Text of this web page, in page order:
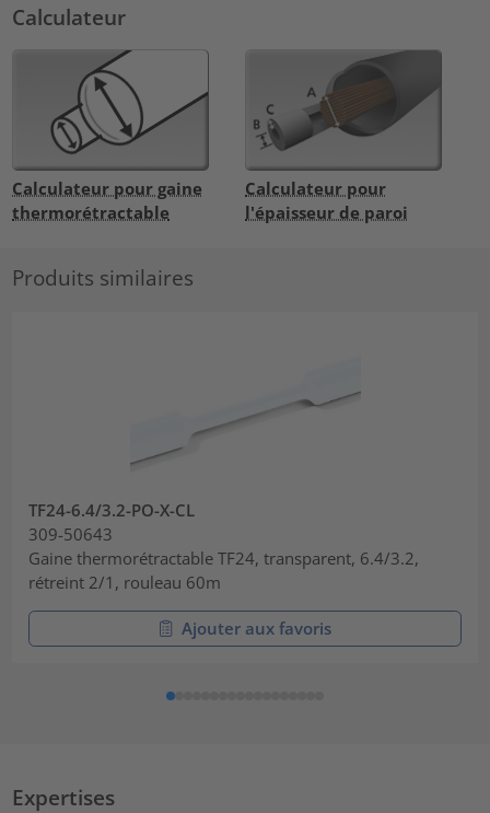
Calculateur
Calculateur pour gaine
thermorétractable
Calculateur pour
l'épaisseur de paroi
Produits similaires
TF24-6.4/3.2-PO-X-CL
309-50643
Gaine thermorétractable TF24, transparent, 6.4/3.2,
rétreint 2/1, rouleau 60m
Ajouter aux favoris
Expertises